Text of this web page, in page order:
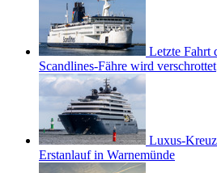
Letzte Fahrt
Scandlines-Fähre wird verschrottet
Luxus-
Erstanlauf in Warnemünde